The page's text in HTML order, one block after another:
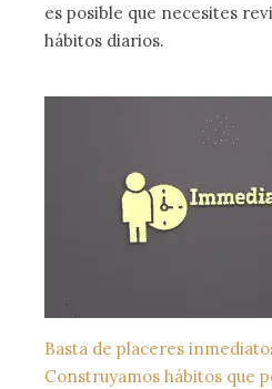
es posible que necesites
hábitos diarios.
Basta de placeres
Construyamos hábitos que